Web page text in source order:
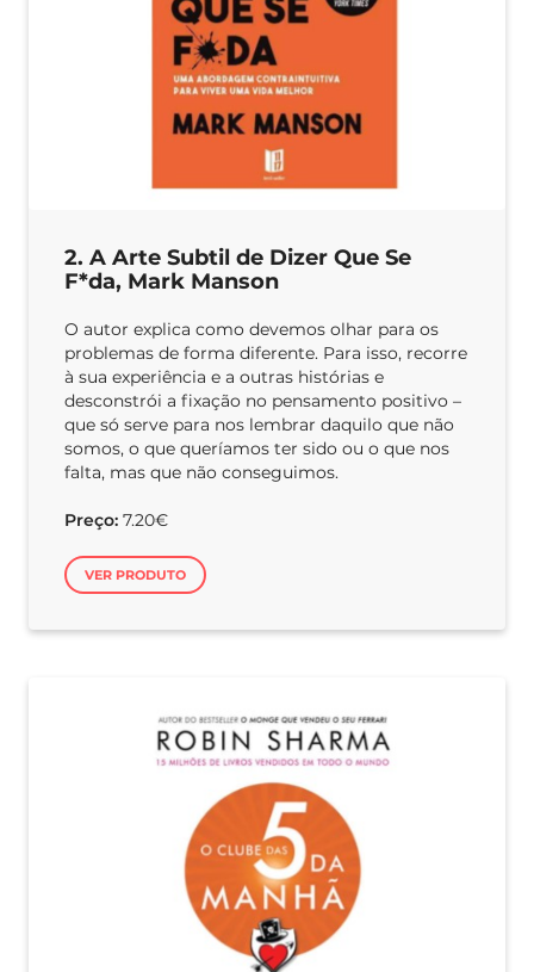
2. A Arte Subtil de Dizer Que Se
F*da, Mark Manson
O autor explica como devemos olhar para os
problemas de forma diferente. Para isso, recorre
à sua experiência e a outras histórias e
desconstrói a fixação no pensamento positivo –
que só serve para nos lembrar daquilo que não
somos, o que queríamos ter sido ou o que nos
falta, mas que não conseguimos.
Preço: 7.20€
VER PRODUTO